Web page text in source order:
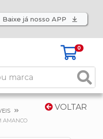
Baixe já nosso APP
0
VOLTAR
AMANCO